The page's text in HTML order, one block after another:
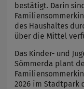
bestätigt. Darin
des Haushaltes
über die Mittel
Das Kinder- und
Sömmerda plant
2026 im Stadtpark